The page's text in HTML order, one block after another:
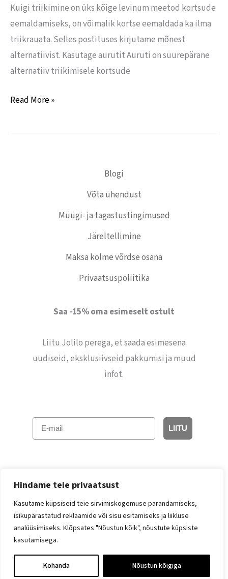
Hindame teie privaatsust
Kasutame küpsiseid teie sirvimiskogemuse parandamiseks,
isikupärastatud reklaamide või sisu esitamiseks ja liikluse
analüüsimiseks. Klõpsates "Nõustun kõik", nõustute küpsiste
kasutamisega.
Kohanda Nõustun kõigiga
Kuigi triikimine on üks kõige levinum meetod kortsude
eemaldamiseks, on võimalik kortse eemaldada ka ilma
triikrauata. Selles postituses kirjutame mõnest
alternatiivist. Kasutage aurutit Auruti on suurepärane
alternatiiv triikimisele kortsude
Read More »
Blogi
Võta ühendust
Müügi- ja tagastustingimused
Järeltellimine
Maksa kolme võrdse osana
Privaatsuspoliitika
Saa -15% oma esimeselt ostult
Liitu Jolilo perega, et saada esimesena
uudiseid, eksklusiivseid pakkumisi ja muud
infot.
E-mail
LIITU
Facebook
Instagram